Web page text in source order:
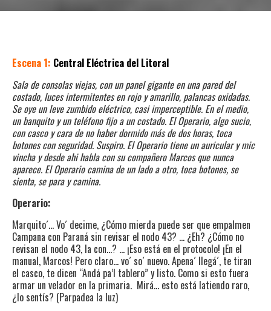
Escena 1: Central Eléctrica del Litoral
Sala de consolas viejas, con un panel gigante en una pared del
costado, luces intermitentes en rojo y amarillo, palancas oxidadas.
Se oye un leve zumbido eléctrico, casi imperceptible. En el medio,
un banquito y un teléfono fijo a un costado. El Operario, algo sucio,
con casco y cara de no haber dormido más de dos horas, toca
botones con seguridad. Suspiro. El Operario tiene un auricular y mic
vincha y desde ahi habla con su compañero Marcos que nunca
aparece. El Operario camina de un lado a otro, toca botones, se
sienta, se para y camina.
Operario:
Marquito´… Vo´ decime, ¿Cómo mierda puede ser que empalmen
Campana con Paraná sin revisar el nodo 43? … ¿Eh? ¿Cómo no
revisan el nodo 43, la con…? … ¡Eso está en el protocolo! ¡En el
manual, Marcos! Pero claro… vo´ so´ nuevo. Apena´ llegá´, te tiran
el casco, te dicen “Andá pa’l tablero” y listo. Como si esto fuera
armar un velador en la primaria. Mirá… esto está latiendo raro,
¿lo sentís? (Parpadea la luz)